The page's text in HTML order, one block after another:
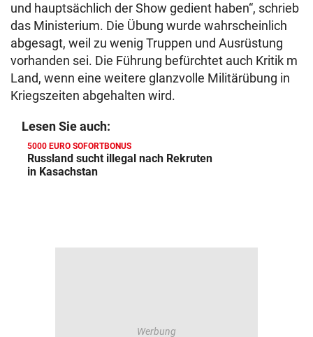
und hauptsächlich der Show gedient haben“, schrieb
das Ministerium. Die Übung wurde wahrscheinlich
abgesagt, weil zu wenig Truppen und Ausrüstung
vorhanden sei. Die Führung befürchtet auch Kritik m
Land, wenn eine weitere glanzvolle Militärübung in
Kriegszeiten abgehalten wird.
Lesen Sie auch:
5000 EURO SOFORTBONUS
Russland sucht illegal nach Rekruten
in Kasachstan